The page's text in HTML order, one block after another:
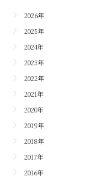
2026年
2025年
2024年
2023年
2022年
2021年
2020年
2019年
2018年
2017年
2016年